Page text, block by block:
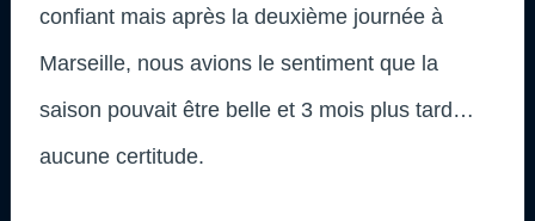
confiant mais après la deuxième journée à
Marseille, nous avions le sentiment que la
saison pouvait être belle et 3 mois plus tard…
aucune certitude.